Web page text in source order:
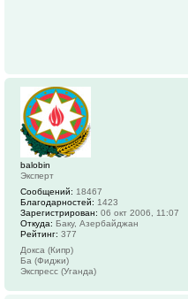
balobin
Эксперт
Сообщений: 18467
Благодарностей: 1423
Зарегистрирован: 06 окт 2006, 11:07
Откуда: Баку, Азербайджан
Рейтинг: 377
Докса (Кипр)
Ба (Фиджи)
Экспресс (Уганда)